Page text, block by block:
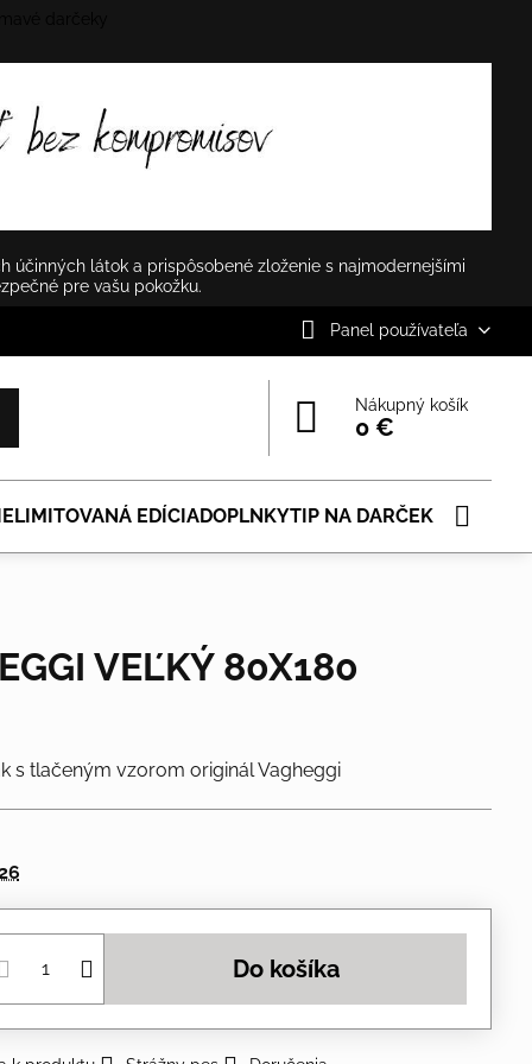
účinných látok a prispôsobené zloženie s najmodernejšími
pre vašu pokožku.
Panel používateľa
Nákupný košík
0 €
LIMITOVANÁ EDÍCIADOPLNKYTIP NA DARČEK
VEĽKÝ 80X180
s tlačeným vzorom originál Vagheggi
Do košíka